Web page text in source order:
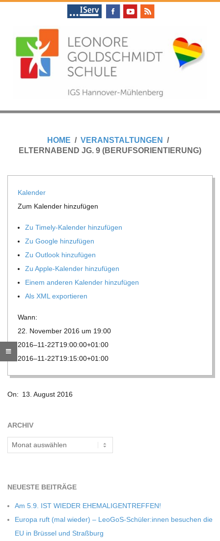
L
N
O
R
E
G
O
L
D
S
C
H
M
HOME
VERANSTALTUNGEN
ELTERNABEND JG. 9 (BERUFSORIENTIERUNG)
Kalen­der
Zum Kalen­der hinzufügen
Zu Timely-Kalen­der hinzufügen
Zu Google hinzufügen
Zu Out­look hinzufügen
Zu Apple-Kalen­der hinzufügen
Einem ande­ren Kalen­der hinzufügen
Als XML exportieren
Wann:
22. Novem­ber 2016 um 19:00
2016–11-22T19:00:00+01:00
2016–11-22T19:15:00+01:00
08-
On: 13. August 2016
ARCHIV
Archiv
NEU­ESTE BEITRÄGE
Am 5.9. IST WIEDER EHEMALIGENTREFFEN!
Europa ruft (mal wie­der) – LeoGoS-Schüler:innen besu­chen die
EU in Brüs­sel und Straßburg